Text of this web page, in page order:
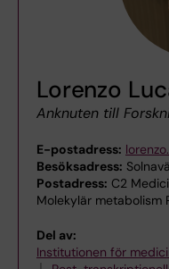
Lorenzo
Anknuten till
E-postadress:
Besöksadress:
Postadress: C2
Molekylär metabolism
Del av:
Institutionen för